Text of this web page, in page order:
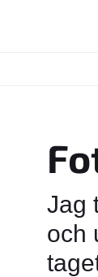
Jag
och